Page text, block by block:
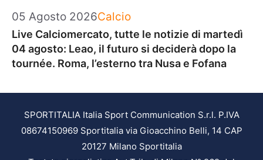
05 Agosto 2026Categorie
Calcio
Live Calciomercato, tutte le notizie di martedì
04 agosto: Leao, il futuro si deciderà dopo la
tournée. Roma, l’esterno tra Nusa e Fofana
SPORTITALIA Italia Sport Communication S.r.l. P.IVA
08674150969 Sportitalia via Gioacchino Belli, 14 CAP
20127 Milano Sportitalia